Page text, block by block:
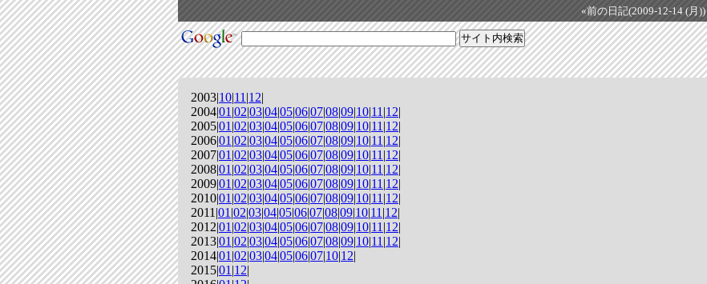
«前の日記(2009-12-14 (月))
2003|10|11 |12|
2004|01 |02|03|04|05|06|07|08|09|10|11 |12|
2005|01 |02|03|04|05|06|07|08|09|10|11 |12|
2006|01 |02|03|04|05|06|07|08|09|10|11 |12|
2007|01 |02|03|04|05|06|07|08|09|10|11 |12|
2008|01 |02|03|04|05|06|07|08|09|10|11 |12|
2009|01 |02|03|04|05|06|07|08|09|10|11 |12|
2010|01 |02|03|04|05|06|07|08|09|10|11 |12|
2011|01 |02|03|04|05|06|07|08|09|10|11 |12|
2012|01 |02|03|04|05|06|07|08|09|10|11 |12|
2013|01 |02|03|04|05|06|07|08|09|10|11 |12|
2014|01 |02|03|04|05|06|07|10|12|
2015|01 |12|